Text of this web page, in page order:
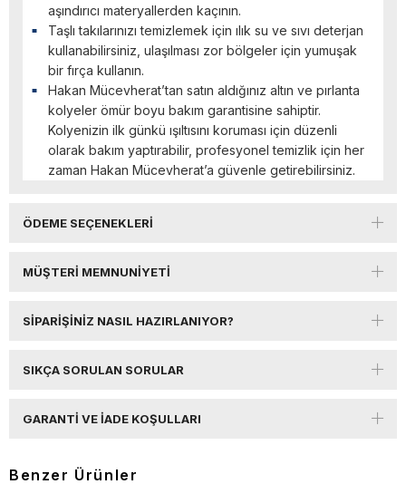
aşındırıcı materyallerden kaçının.
Taşlı takılarınızı temizlemek için ılık su ve sıvı deterjan
kullanabilirsiniz, ulaşılması zor bölgeler için yumuşak
bir fırça kullanın.
Hakan Mücevherat’tan satın aldığınız altın ve pırlanta
kolyeler ömür boyu bakım garantisine sahiptir.
Kolyenizin ilk günkü ışıltısını koruması için düzenli
olarak bakım yaptırabilir, profesyonel temizlik için her
zaman Hakan Mücevherat’a güvenle getirebilirsiniz.
ÖDEME SEÇENEKLERI
MÜŞTERI MEMNUNIYETI
SIPARIŞINIZ NASIL HAZIRLANIYOR?
SIKÇA SORULAN SORULAR
GARANTI VE İADE KOŞULLARI
Benzer Ürünler